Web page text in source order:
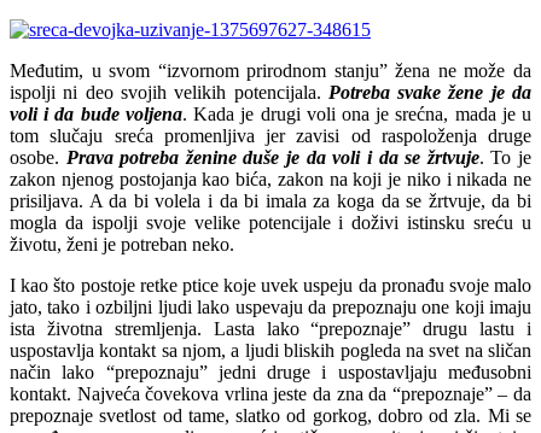
Međutim, u svom “izvornom prirodnom stanju” žena ne može da
ispolji ni deo svojih velikih potencijala. Potreba svake žene je da
voli i da bude voljena. Kada je drugi voli ona je srećna, mada je u
tom slučaju sreća promenljiva jer zavisi od raspoloženja druge
osobe. Prava potreba ženine duše je da voli i da se žrtvuje. To je
zakon njenog postojanja kao bića, zakon na koji je niko i nikada ne
prisiljava. A da bi volela i da bi imala za koga da se žrtvuje, da bi
mogla da ispolji svoje velike potencijale i doživi istinsku sreću u
životu, ženi je potreban neko.
I kao što postoje retke ptice koje uvek uspeju da pronađu svoje malo
jato, tako i ozbiljni ljudi lako uspevaju da prepoznaju one koji imaju
ista životna stremljenja. Lasta lako “prepoznaje” drugu lastu i
uspostavlja kontakt sa njom, a ljudi bliskih pogleda na svet na sličan
način lako “prepoznaju” jedni druge i uspostavljaju međusobni
kontakt. Najveća čovekova vrlina jeste da zna da “prepoznaje” – da
prepoznaje svetlost od tame, slatko od gorkog, dobro od zla. Mi se